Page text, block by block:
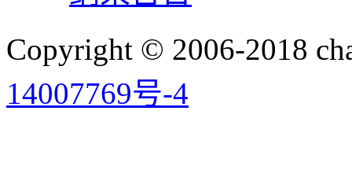
Copyright © 2006-2018
14007769号-4